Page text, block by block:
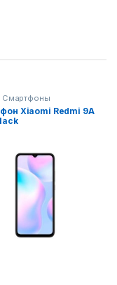
Смартфоны
Xiaomi Redmi 9A